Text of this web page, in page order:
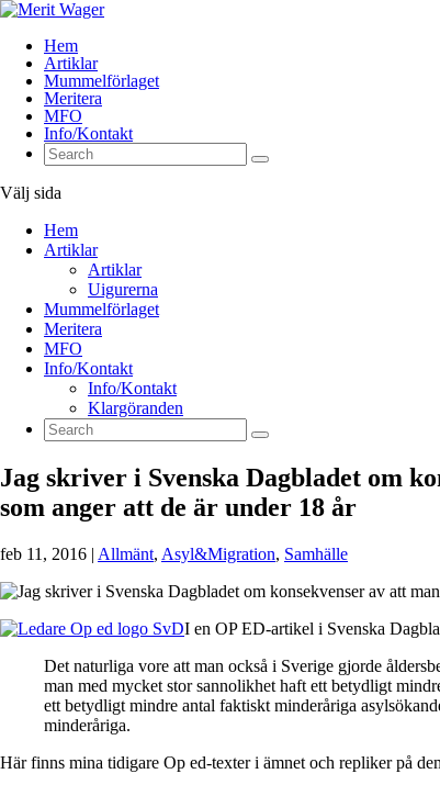
Hem
Artiklar
Mummelförlaget
Meritera
MFO
Info/Kontakt
Välj sida
Hem
Artiklar
Artiklar
Uigurerna
Mummelförlaget
Meritera
MFO
Info/Kontakt
Info/Kontakt
Klargöranden
Jag skriver i Svenska Dagbladet om
som anger att de är under 18 år
feb 11, 2016 | Allmänt, Asyl&Migration, Samhälle
I en OP ED-artikel i Svenska
Det naturliga vore att man också i Sverige gjorde
man med mycket stor sannolikhet haft ett betydligt
ett betydligt mindre antal faktiskt minderåriga
minderåriga.
Här finns mina tidigare Op ed-texter i ämnet och repliker på